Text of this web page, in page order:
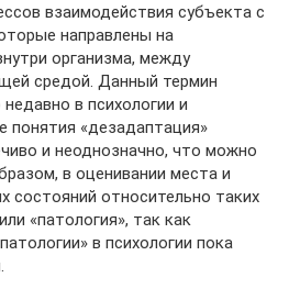
взаимодействия субъекта с
направлены на
организма, между
средой. Данный термин
в психологии и
понятия «дезадаптация»
и неоднозначно, что можно
в оценивании места и
состояний относительно таких
«патология», так как
в психологии пока